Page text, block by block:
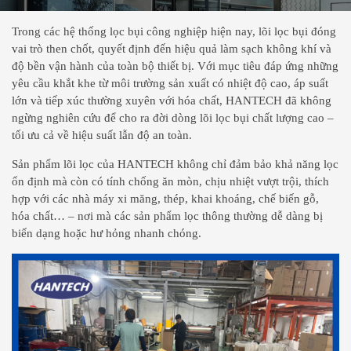
Trong các hệ thống lọc bụi công nghiệp hiện nay, lõi lọc bụi đóng
vai trò then chốt, quyết định đến hiệu quả làm sạch không khí và
độ bền vận hành của toàn bộ thiết bị. Với mục tiêu đáp ứng những
yêu cầu khắt khe từ môi trường sản xuất có nhiệt độ cao, áp suất
lớn và tiếp xúc thường xuyên với hóa chất, HANTECH đã không
ngừng nghiên cứu để cho ra đời dòng lõi lọc bụi chất lượng cao –
tối ưu cả về hiệu suất lẫn độ an toàn.
Sản phẩm lõi lọc của HANTECH không chỉ đảm bảo khả năng lọc
ổn định mà còn có tính chống ăn mòn, chịu nhiệt vượt trội, thích
hợp với các nhà máy xi măng, thép, khai khoáng, chế biến gỗ,
hóa chất… – nơi mà các sản phẩm lọc thông thường dễ dàng bị
biến dạng hoặc hư hỏng nhanh chóng.